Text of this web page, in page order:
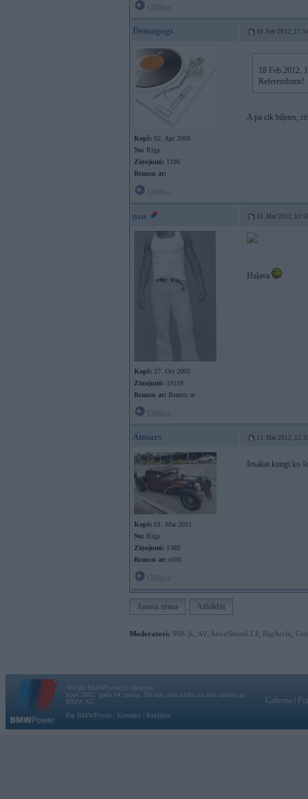
Demagogs 18. Feb 2012,
Kopš: 02. Apr 2008
No: Rīga
Ziņojumi: 1196
Braucu ar:
18 Feb 2012,
Referendums!
A pa cik biļetes,
ozo 10. Mar 2012,
Kopš: 27. Oct 2005
Ziņojumi: 19118
Braucu ar: Braucu ar
Haļava
Atmars 11. Mar 2012,
Kopš: 01. Mar 2011
No: Rīga
Ziņojumi: 1389
Braucu ar: e100
Iesakat kungi ko
Jauna tēma Atbildēt
Moderatori: 968-jk AV AiwaShuraLLP, BigArchi
Vortāls BMWPower.lv darbojas
kopš 2002. gada 14. maija. Tas nav auto klubs un nav saistīts ar
BMW AG.
Par BMWPower
Kontakti Reklāma
Galvena